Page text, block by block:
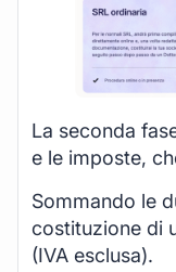
La seconda
e le imposte,
Sommando le
costituzione di
(IVA esclusa).